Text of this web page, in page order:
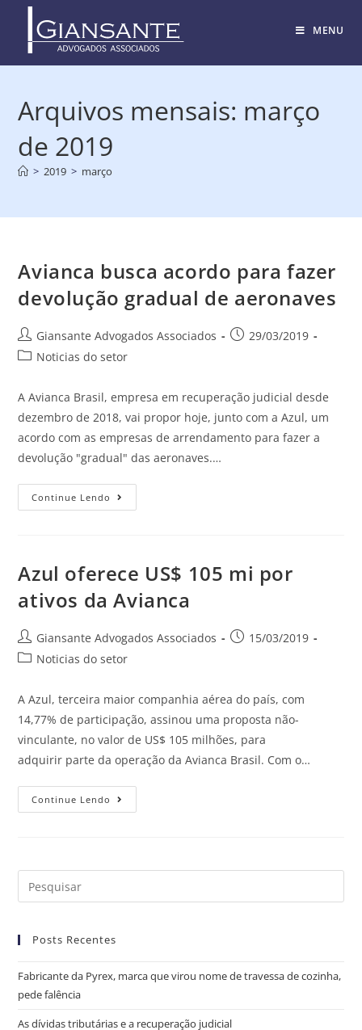
MENU
Arquivos mensais: março
de 2019
> 2019 > março
Avianca busca acordo para fazer
devolução gradual de aeronaves
Giansante Advogados Associados
29/03/2019
Noticias do setor
A Avianca Brasil, empresa em recuperação judicial desde
dezembro de 2018, vai propor hoje, junto com a Azul, um
acordo com as empresas de arrendamento para fazer a
devolução "gradual" das aeronaves.…
Continue Lendo
Azul oferece US$ 105 mi por
ativos da Avianca
Giansante Advogados Associados
15/03/2019
Noticias do setor
A Azul, terceira maior companhia aérea do país, com
14,77% de participação, assinou uma proposta não-
vinculante, no valor de US$ 105 milhões, para
adquirir parte da operação da Avianca Brasil. Com o…
Continue Lendo
Posts Recentes
Fabricante da Pyrex, marca que virou nome de travessa de cozinha,
pede falência
As dívidas tributárias e a recuperação judicial